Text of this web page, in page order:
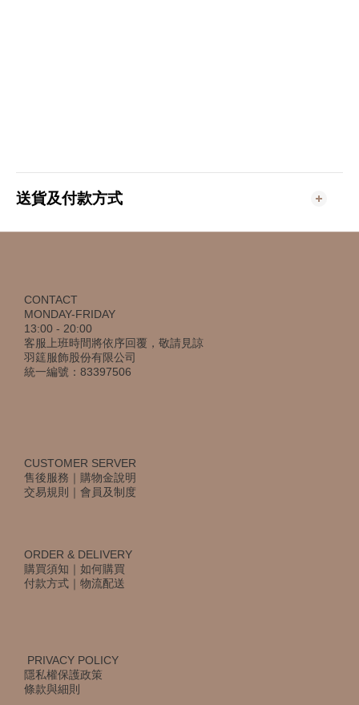
送貨及付款方式
CONTACT
MONDAY-FRIDAY
13:00 - 20:00
客服上班時間將依序回覆，敬請見諒
羽筳服飾股份有限公司
統一編號：83397506
CUSTOMER SERVER
售後服務 ｜ 購物金說明
交易規則
｜ 會員及制度
ORDER & DELIVERY
購買須知 ｜ 如何購買
付款方式 ｜ 物流配送
PRIVACY POLICY
隱私權保護政策
條款與細則